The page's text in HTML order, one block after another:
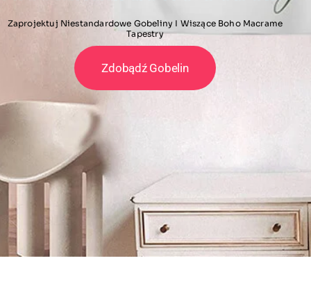
Zaprojektuj Niestandardowe Gobeliny I Wiszące Boho Macrame
Tapestry
Zdobądź Gobelin